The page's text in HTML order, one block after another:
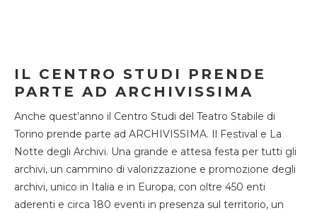
IL CENTRO STUDI PRENDE
PARTE AD ARCHIVISSIMA
Anche quest’anno il Centro Studi del Teatro Stabile di
Torino prende parte ad ARCHIVISSIMA. Il Festival e La
Notte degli Archivi. Una grande e attesa festa per tutti gli
archivi, un cammino di valorizzazione e promozione degli
archivi, unico in Italia e in Europa, con oltre 450 enti
aderenti e circa 180 eventi in presenza sul territorio, un